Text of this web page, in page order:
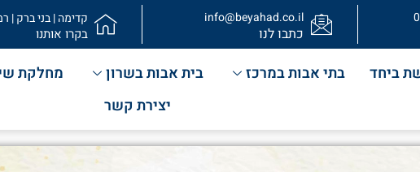
info@beyahad.co.il
כתבו לנו
קדימה | בני ברק |
בקרו אותנו
ביחד בתי אבות במרכז בית אבות בשרון
מחלקת
יצירת קשר